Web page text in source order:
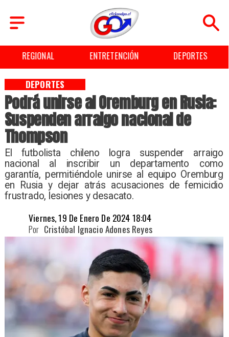
ENTRETENCIÓN DEPORTES CULTURA
Podrá unirse al Oremburg en Rusia:
Suspenden arraigo nacional de
Thompson
El futbolista chileno logra suspender arraigo
nacional al inscribir un departamento como
garantía, permitiéndole unirse al equipo Oremburg
en Rusia y dejar atrás acusaciones de femicidio
frustrado, lesiones y desacato.
DEPORTES
Viernes, 19 De Enero De 2024 18:04
Cristóbal Ignacio Adones Reyes
Por